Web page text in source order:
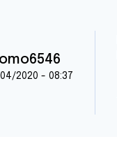
04/2020 - 08:37